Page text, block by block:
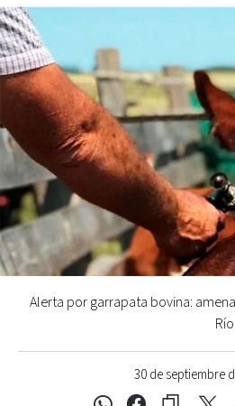
30 de septiembre
Alerta por garrapata bovina: